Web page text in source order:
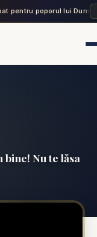
pentru poporul lui
Nu te lăsa